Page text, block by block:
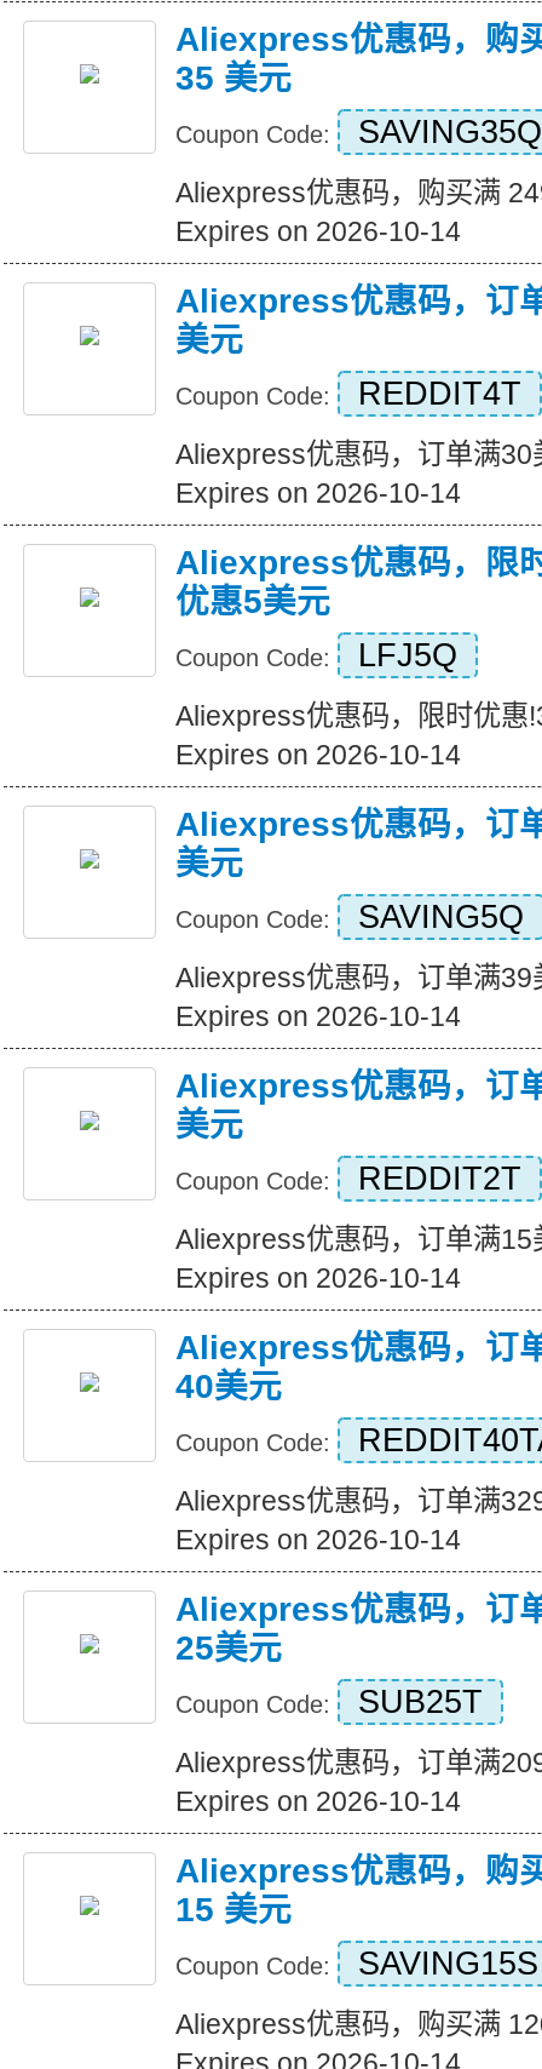
Aliexpress优惠码，购
35 美元
Coupon Code: SAVING35Q
Aliexpress优惠码，购买满
Expires on 2026-10-14
Aliexpress优惠码，订
美元
Coupon Code: REDDIT4T
Aliexpress优惠码，订单满30
Expires on 2026-10-14
Aliexpress优惠码，限
优惠5美元
Coupon Code: LFJ5Q
Aliexpress优惠码，限时优惠
Expires on 2026-10-14
Aliexpress优惠码，订
美元
Coupon Code: SAVING5Q
Aliexpress优惠码，订单满39
Expires on 2026-10-14
Aliexpress优惠码，订
美元
Coupon Code: REDDIT2T
Aliexpress优惠码，订单满15
Expires on 2026-10-14
Aliexpress优惠码，订
40美元
Coupon Code:
Aliexpress优惠码，订单满
Expires on 2026-10-14
Aliexpress优惠码，订
25美元
Coupon Code: SUB25T
Aliexpress优惠码，订单满
Expires on 2026-10-14
Aliexpress优惠码，购
15 美元
Coupon Code: SAVING15S
Aliexpress优惠码，购买满